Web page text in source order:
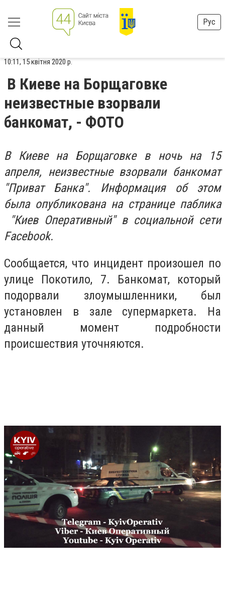
Рус
10:11, 15 квітня 2020 р.
В Киеве на Борщаговке
неизвестные взорвали
банкомат, - ФОТО
В Киеве на Борщаговке в ночь на 15
апреля, неизвестные взорвали банкомат
"Приват Банка". Информация об этом
была опубликована на странице паблика
"Киев Оперативный" в социальной сети
Facebook.
Сообщается, что инцидент произошел по
улице Покотило, 7. Банкомат, который
подорвали злоумышленники, был
установлен в зале супермаркета. На
данный момент подробности
происшествия уточняются.